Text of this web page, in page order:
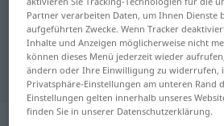
"abwischen"
Übersetzung
Partner verarbeiten Daten, um Ihnen Dienste
aufgeführten Zwecke. Wenn Tracker
Inhalte und Anzeigen möglicherweise nicht
können dieses Menü jederzeit wieder
ändern oder Ihre Einwilligung zu widerrufen,
Privatsphäre-Einstellungen am unteren Rand
Einstellungen gelten innerhalb unseres
finden Sie in unserer Datenschutzerklärung.